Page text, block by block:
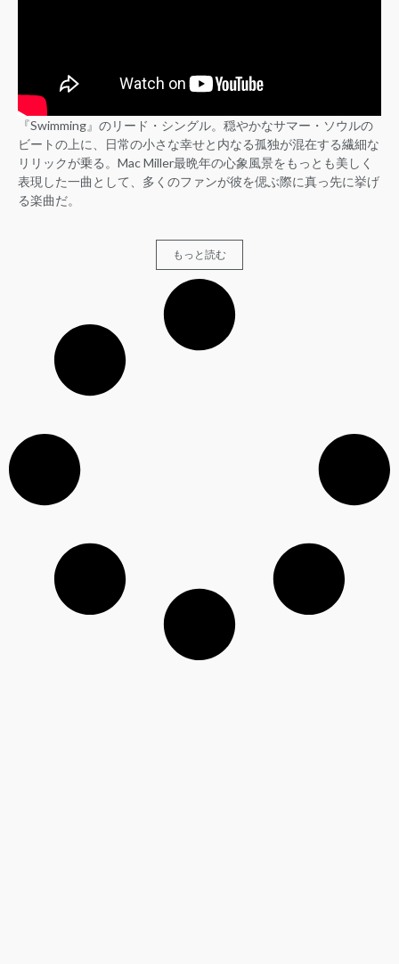
『Swimming』のリード・シングル。穏やかなサマー・ソウルの
ビートの上に、日常の小さな幸せと内なる孤独が混在する繊細な
リリックが乗る。Mac Miller最晩年の心象風景をもっとも美しく
表現した一曲として、多くのファンが彼を偲ぶ際に真っ先に挙げ
る楽曲だ。
もっと読む